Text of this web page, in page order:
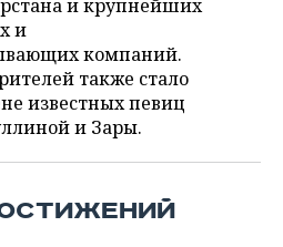
и крупнейших
и
компаний.
также стало
известных певиц
и Зары.